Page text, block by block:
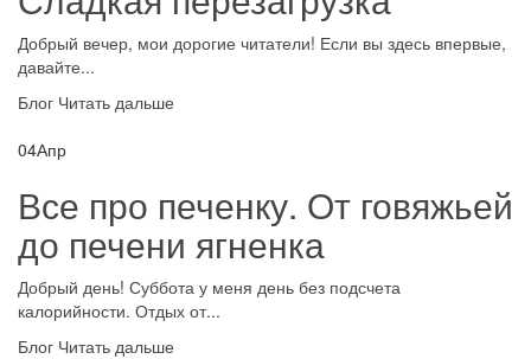
Добрый вечер, мои дорогие читатели! Если вы здесь впервые,
давайте...
Блог Читать дальше
04Апр
Все про печенку. От говяжьей
до печени ягненка
Добрый день! Суббота у меня день без подсчета
калорийности. Отдых от...
Блог Читать дальше